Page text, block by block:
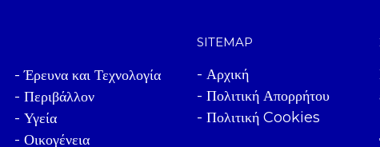
- Έρευνα και Τεχνολογία
- Περιβάλλον
- Υγεία
- Οικογένεια
SITEMAP
- Αρχική
- Πολιτική Απορρήτου
- Πολιτική Cookies